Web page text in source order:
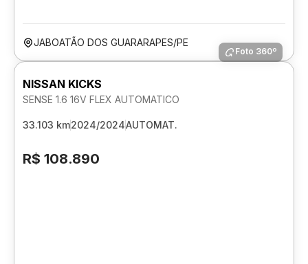
JABOATÃO DOS GUARARAPES/PE
Foto 360º
NISSAN KICKS
SENSE 1.6 16V FLEX AUTOMATICO
33.103 km2024/2024AUTOMAT.
R$ 108.890